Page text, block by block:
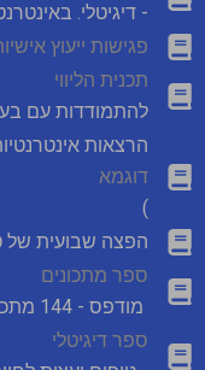
- דיגיטלי.
פגישות ייעוץ
תכנית הליווי
להתמודדות עם
הרצאות
דוגמא
)
הפצה שבועית של
ספר מתכונים
מודפס - 144 מתכונים במבצע
ספר דיגיטלי